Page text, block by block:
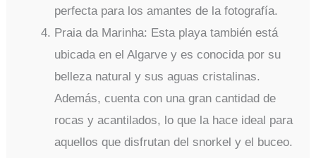
perfecta para los amantes de la fotografía.
Praia da Marinha: Esta playa también está
ubicada en el Algarve y es conocida por su
belleza natural y sus aguas cristalinas.
Además, cuenta con una gran cantidad de
rocas y acantilados, lo que la hace ideal para
aquellos que disfrutan del snorkel y el buceo.